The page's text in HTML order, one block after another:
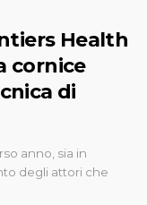
Health
cornice
di
anno, sia in
degli attori che